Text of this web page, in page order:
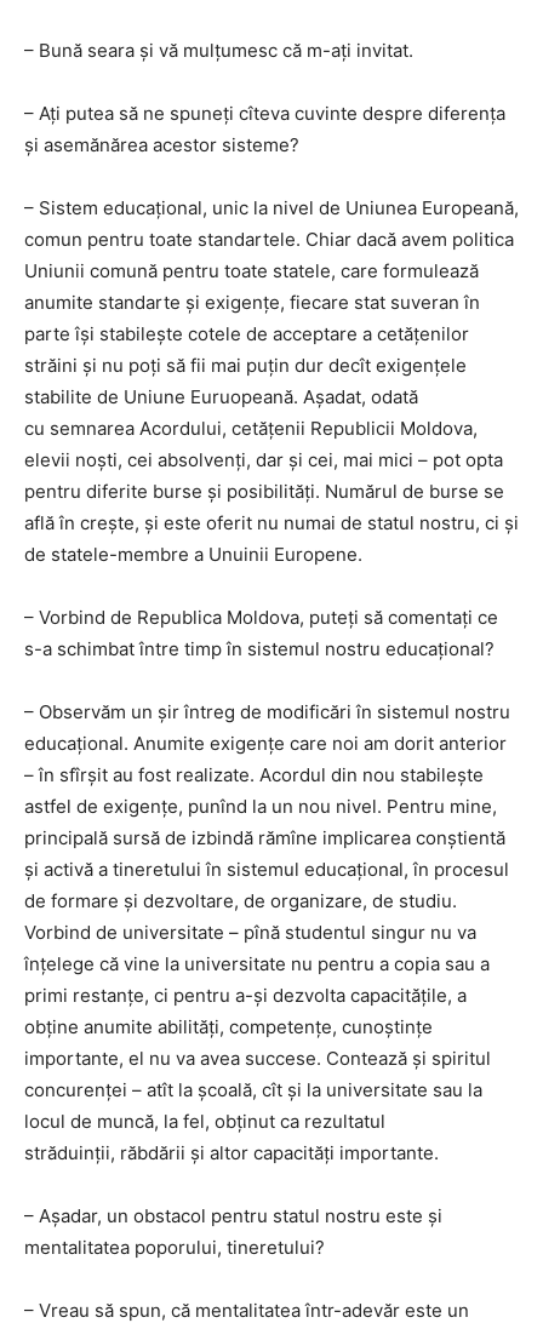
– Bună seara și vă mulțumesc că m-ați invitat.
– Ați putea să ne spuneți cîteva cuvinte despre diferența
și asemănărea acestor sisteme?
– Sistem educațional, unic la nivel de Uniunea Europeană,
comun pentru toate standartele. Chiar dacă avem politica
Uniunii comună pentru toate statele, care formulează
anumite standarte și exigențe, fiecare stat suveran în
parte își stabilește cotele de acceptare a cetățenilor
străini și nu poți să fii mai puțin dur decît exigențele
stabilite de Uniune Euruopeană. Așadat, odată
cu semnarea Acordului, cetățenii Republicii Moldova,
elevii noști, cei absolvenți, dar și cei, mai mici – pot opta
pentru diferite burse și posibilități. Numărul de burse se
află în crește, și este oferit nu numai de statul nostru, ci și
de statele-membre a Unuinii Europene.
– Vorbind de Republica Moldova, puteți să comentați ce
s-a schimbat între timp în sistemul nostru educațional?
– Observăm un șir întreg de modificări în sistemul nostru
educațional. Anumite exigențe care noi am dorit anterior
– în sfîrșit au fost realizate. Acordul din nou stabilește
astfel de exigențe, punînd la un nou nivel. Pentru mine,
principală sursă de izbindă rămîne implicarea conștientă
și activă a tineretului în sistemul educațional, în procesul
de formare și dezvoltare, de organizare, de studiu.
Vorbind de universitate – pînă studentul singur nu va
înțelege că vine la universitate nu pentru a copia sau a
primi restanțe, ci pentru a-și dezvolta capacitățile, a
obține anumite abilități, competențe, cunoștințe
importante, el nu va avea succese. Contează și spiritul
concurenței – atît la școală, cît și la universitate sau la
locul de muncă, la fel, obținut ca rezultatul
străduinții, răbdării și altor capacități importante.
– Așadar, un obstacol pentru statul nostru este și
mentalitatea poporului, tineretului?
– Vreau să spun, că mentalitatea într-adevăr este un